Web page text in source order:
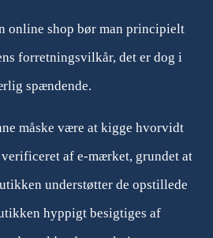
online shop bør man principielt
forretningsvilkår, det er dog i
spændende.
måske være at kigge hvorvidt
af e-mærket, grundet at
understøtter de opstillede
hyppigt besigtiges af